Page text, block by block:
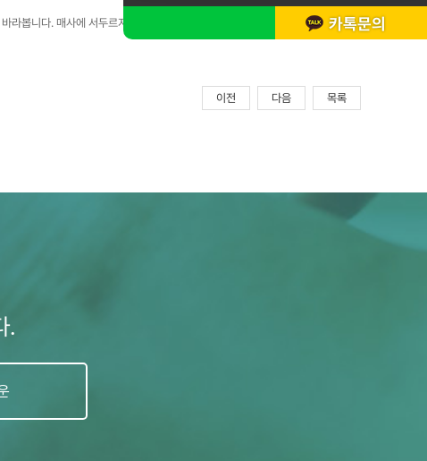
카톡문의
봅니다. 매사에 서두르지 않고, 조금 더 넓은 시
이전 다음 목록
.